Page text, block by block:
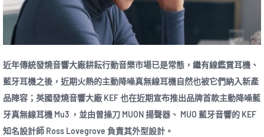
近年傳統發燒音響大廠耕耘行動音樂市場已是常態，繼有線鑑賞耳機、
藍牙耳機之後，近期火熱的主動降噪真無線耳機自然也被它們納入新產
品陣容；英國發燒音響大廠 KEF 也在近期宣布推出品牌首款主動降噪藍
牙真無線耳機 Mu3 ，並由曾操刀 MUON 揚聲器、 MUO 藍牙音響的 KEF
知名設計師 Ross Lovegrove 負責其外型設計。